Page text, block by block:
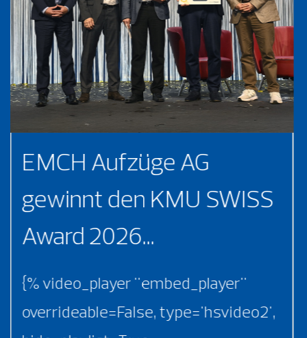
EMCH Aufzüge AG
gewinnt den KMU SWISS
Award 2026...
{% video_player "embed_player"
overrideable=False, type='hsvideo2',